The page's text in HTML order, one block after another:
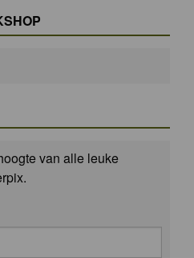
van alle leuke